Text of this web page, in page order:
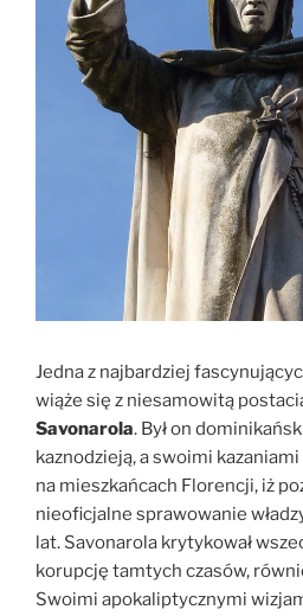
Jedna z najbardziej
wiąże się z niesamowitą
Savonarola. Był on
kaznodzieją, a swoimi
na mieszkańcach Florencji, iż
nieoficjalne sprawowanie
lat. Savonarola krytykował
korupcję tamtych czasów,
Swoimi apokaliptycznymi